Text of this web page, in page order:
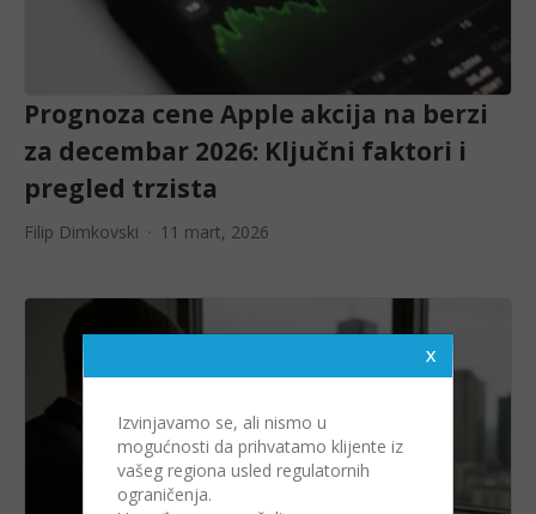
Prognoza cene Apple akcija na berzi
za decembar 2026: Ključni faktori i
pregled trzista
Filip Dimkovski 11 mart, 2026
Izvinjavamo se, ali nismo u
mogućnosti da prihvatamo klijente iz
vašeg regiona usled regulatornih
ograničenja.